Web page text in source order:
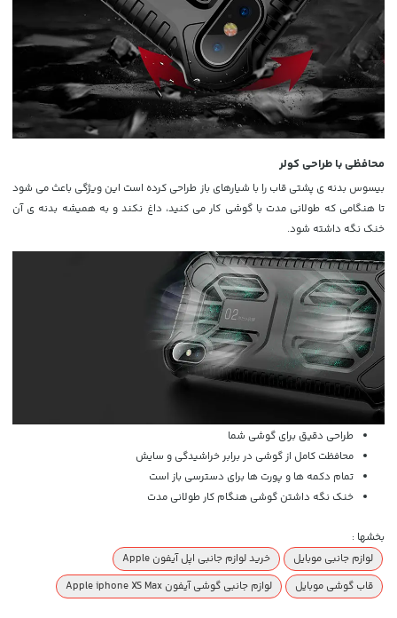
محافظی با طراحی کولر
بیسوس بدنه ی پشتی قاب را با شیارهای باز طراحی کرده است این ویژگی باعث می شود
تا هنگامی که طولانی مدت با گوشی کار می کنید، داغ نکند و به همیشه بدنه ی آن
خنک نگه داشته شود.
طراحی دقیق برای گوشی شما
محافظت کامل از گوشی در برابر خراشیدگی و سایش
تمام دکمه ها و پورت ها برای دسترسی باز است
خنک نگه داشتن گوشی هنگام کار طولانی مدت
بخشها :
لوازم جانبی موبایل
خرید لوازم جانبی اپل آیفون Apple
قاب گوشی موبایل
لوازم جانبی گوشی آیفون Apple iphone XS Max